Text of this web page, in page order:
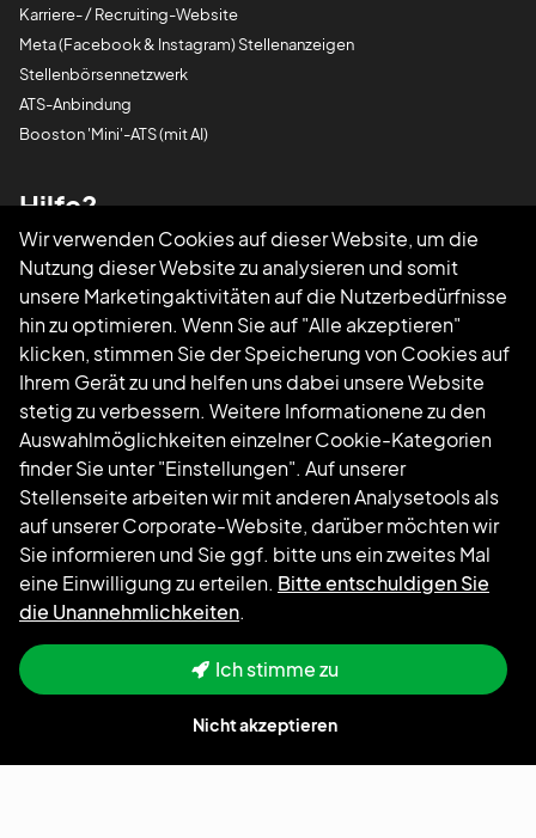
Karriere- / Recruiting-Website
Meta (Facebook & Instagram) Stellenanzeigen
Stellenbörsennetzwerk
ATS-Anbindung
Booston 'Mini'-ATS (mit AI)
Hilfe?
Rufen Sie uns an085 0044 215
Schreiben Sie uns eine E-Mailsupport@booston.io
Folgen Sie uns
Wir verwenden Cookies auf dieser Website, um die
Nutzung dieser Website zu analysieren und somit
unsere Marketingaktivitäten auf die Nutzerbedürfnisse
hin zu optimieren. Wenn Sie auf "Alle akzeptieren"
klicken, stimmen Sie der Speicherung von Cookies auf
Ihrem Gerät zu und helfen uns dabei unsere Website
stetig zu verbessern. Weitere Informationene zu den
Auswahlmöglichkeiten einzelner Cookie-Kategorien
finder Sie unter "Einstellungen". Auf unserer
Stellenseite arbeiten wir mit anderen Analysetools als
auf unserer Corporate-Website, darüber möchten wir
Sie informieren und Sie ggf. bitte uns ein zweites Mal
eine Einwilligung zu erteilen. Bitte entschuldigen Sie
die Unannehmlichkeiten.
Ich stimme zu
Nicht akzeptieren